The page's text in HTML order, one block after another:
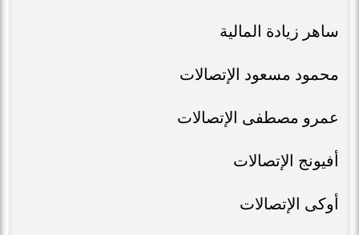
ساهر زيادة المالية
محمود مسعود الإتصالات
عمرو مصطفى الإتصالات
أفيونج الإتصالات
أوكى الإتصالات